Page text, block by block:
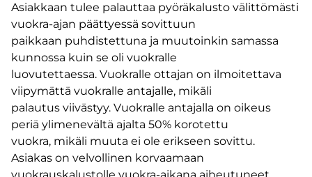
Asiakkaan tulee palauttaa pyöräkalusto välittömästi
vuokra-ajan päättyessä sovittuun
paikkaan puhdistettuna ja muutoinkin samassa
kunnossa kuin se oli vuokralle
luovutettaessa. Vuokralle ottajan on ilmoitettava
viipymättä vuokralle antajalle, mikäli
palautus viivästyy. Vuokralle antajalla on oikeus
periä ylimenevältä ajalta 50% korotettu
vuokra, mikäli muuta ei ole erikseen sovittu.
Asiakas on velvollinen korvaamaan